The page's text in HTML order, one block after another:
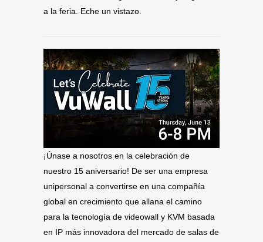
a la feria. Eche un vistazo.
¡Únase a nosotros en la celebración de
nuestro 15 aniversario! De ser una empresa
unipersonal a convertirse en una compañía
global en crecimiento que allana el camino
para la tecnología de videowall y KVM basada
en IP más innovadora del mercado de salas de